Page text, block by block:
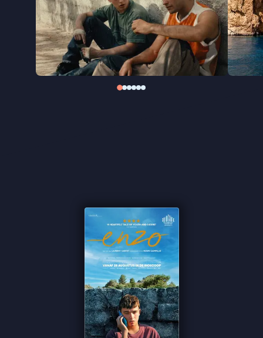
Dardenne.
"Intrigerend coming-of-age verhaal" ★★★★ VPRO
Cinema
"Een kleine film over de grootsheid van onvervulde
verlangens" ★★★★ de Volkskrant
"A heartfelt tale of youth and desire" ★★★★